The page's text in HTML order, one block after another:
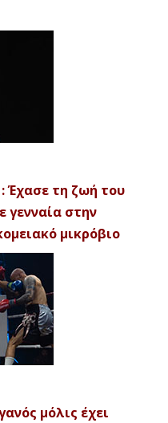
Έχασε τη ζωή του
γενναία στην
μικρόβιο
μόλις έχει